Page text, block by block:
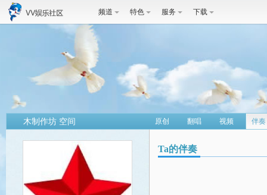
频道 特色 服务 下载
木制作坊 空间 原创 翻唱 视频 伴奏
Ta的伴奏